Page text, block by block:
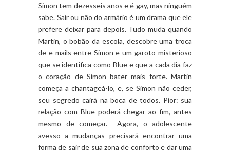
Simon tem dezesseis anos e é gay, mas ninguém
sabe. Sair ou não do armário é um drama que ele
prefere deixar para depois. Tudo muda quando
Martin, o bobão da escola, descobre uma troca
de e-mails entre Simon e um garoto misterioso
que se identifica como Blue e que a cada dia faz
o coração de Simon bater mais forte. Martin
começa a chantageá-lo, e, se Simon não ceder,
seu segredo cairá na boca de todos. Pior: sua
relação com Blue poderá chegar ao fim, antes
mesmo de começar. Agora, o adolescente
avesso a mudanças precisará encontrar uma
forma de sair de sua zona de conforto e dar uma